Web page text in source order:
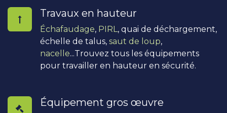
Travaux en hauteur
Échafaudage, PIRL, quai de déchargement,
échelle de talus, saut de loup,
nacelle...Trouvez tous les équipements
pour travailler en hauteur en sécurité.
Équipement gros œuvre